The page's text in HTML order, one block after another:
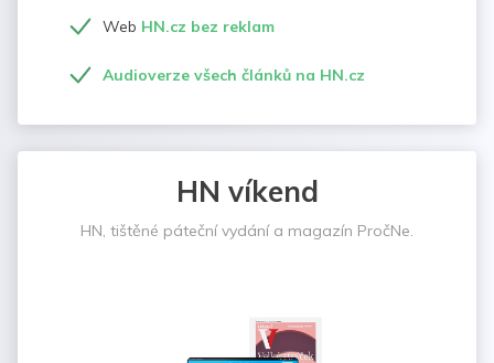
Web HN.cz bez reklam
Audioverze všech článků na HN.cz
HN víkend
HN, tištěné páteční vydání a magazín PročNe.